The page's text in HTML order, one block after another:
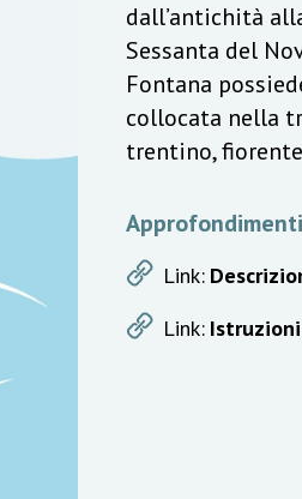
dall’antichità
Sessanta del
Fontana
collocata nella
trentino,
Approfondimenti
Link:
Link: